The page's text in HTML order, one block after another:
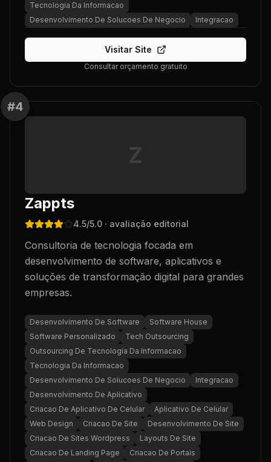
Tecnologia Da Informacao
Desenvolvimento De Solucoes De Negocio
Integracao
Visitar Site
Consultar orçamento gratuito
#4
Z
Zappts
4.5/5.0 · avaliação editorial
Consultoria de tecnologia focada em
desenvolvimento de software, aplicativos e
soluções de transformação digital para grandes
empresas.
Desenvolvimento De Software
Software House
Software Personalizado
Tech Outsourcing
Outsourcing De Tecnologia Da Informacao
Tecnologia Da Informacao
Desenvolvimento De Solucoes De Negocio
Integracao
Desenvolvimento De Aplicativo
Criacao De Aplicativo De Celular
Aplicativo De Celular
Web Design
Criacao De Site
Desenvolvimento De Site
Criacao De Sites Wordpress
Layouts De Site
Criacao De Landing Page
Criacao De Portais